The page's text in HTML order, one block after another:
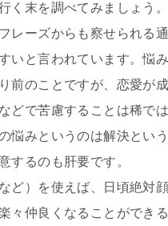
く末を調べてみましょう。
レーズからも察せられる
いと言われています。悩
前のことですが、恋愛が
どで苦慮することは稀では
悩みというのは解決とい
するのも肝要です。
ど）を使えば、日頃絶対
々仲良くなることができ